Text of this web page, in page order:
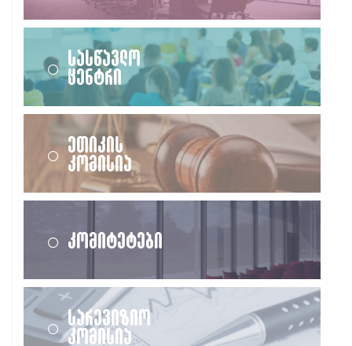
სასწავლო
ცენტრი
ეთიკის
კომისია
კომიტეტები
სარევიზიო
კომისია